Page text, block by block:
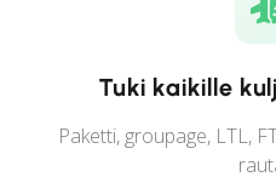
Tuki kaikille
Paketti, groupage, LTL,